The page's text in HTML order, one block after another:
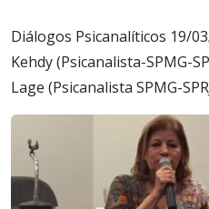
Diálogos Psicanalíticos 19/
Kehdy (Psicanalista-SPMG-
Lage (Psicanalista SPMG-